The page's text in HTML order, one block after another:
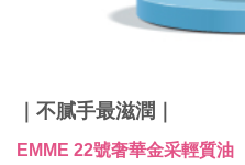
｜不膩手最滋潤｜
EMME 22號奢華金采輕質油